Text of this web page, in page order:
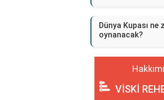
Dünya Kupası
oynanacak?
VİSKİ